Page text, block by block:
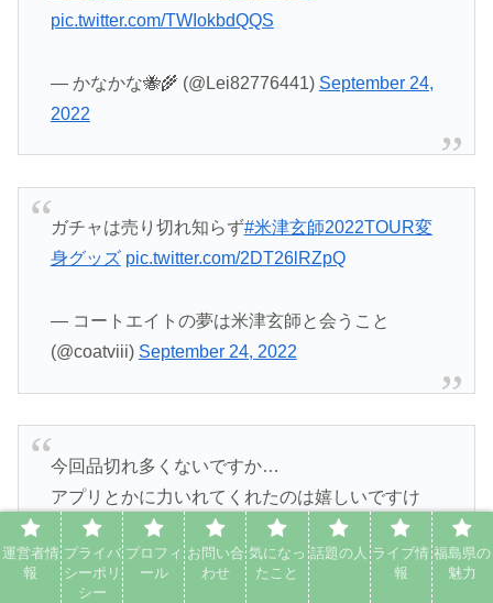
pic.twitter.com/TWIokbdQQS
— かなかな🐝🌾 (@Lei82776441) September 24,
2022
ガチャは売り切れ知らず#米津玄師2022TOUR変
身グッズ pic.twitter.com/2DT26lRZpQ
— コートエイトの夢は米津玄師と会うこと
(@coatviii) September 24, 2022
今回品切れ多くないですか…
アプリとかに力いれてくれたのは嬉しいですけ
ど、もっと在庫管理も頑張ってほしかったな…
#
米津玄師2022TOUR変身グッズ
#米津玄師2022TOUR
運営者情
報
プライバ
シーポリ
シー
プロフィ
ール
お問い合
わせ
気になっ
たこと
話題の人 ライブ情
報
福島県の
魅力